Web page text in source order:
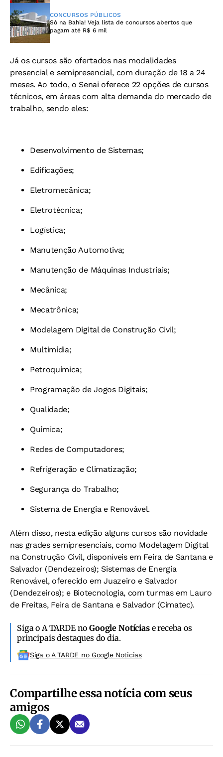
CONCURSOS PÚBLICOS
Só na Bahia! Veja lista de concursos abertos que
pagam até R$ 6 mil
Já os cursos são ofertados nas modalidades
presencial e semipresencial, com duração de 18 a 24
meses. Ao todo, o Senai oferece 22 opções de cursos
técnicos, em áreas com alta demanda do mercado de
trabalho, sendo eles:
Desenvolvimento de Sistemas;
Edificações;
Eletromecânica;
Eletrotécnica;
Logística;
Manutenção Automotiva;
Manutenção de Máquinas Industriais;
Mecânica;
Mecatrônica;
Modelagem Digital de Construção Civil;
Multimídia;
Petroquímica;
Programação de Jogos Digitais;
Qualidade;
Química;
Redes de Computadores;
Refrigeração e Climatização;
Segurança do Trabalho;
Sistema de Energia e Renovável.
Além disso, nesta edição alguns cursos são novidade
nas grades semipresenciais, como Modelagem Digital
na Construção Civil, disponíveis em Feira de Santana e
Salvador (Dendezeiros); Sistemas de Energia
Renovável, oferecido em Juazeiro e Salvador
(Dendezeiros); e Biotecnologia, com turmas em Lauro
de Freitas, Feira de Santana e Salvador (Cimatec).
Siga o A TARDE noGoogle Notíciase receba os
principais destaques do dia.
Siga o A TARDE no Google Noticias
Compartilhe essa notícia com seus
amigos